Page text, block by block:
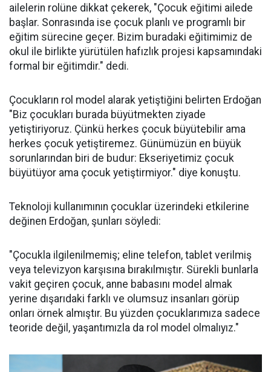
ailelerin rolüne dikkat çekerek, "Çocuk eğitimi ailede
başlar. Sonrasında ise çocuk planlı ve programlı bir
eğitim sürecine geçer. Bizim buradaki eğitimimiz de
okul ile birlikte yürütülen hafızlık projesi kapsamındaki
formal bir eğitimdir." dedi.
Çocukların rol model alarak yetiştiğini belirten Erdoğan
"Biz çocukları burada büyütmekten ziyade
yetiştiriyoruz. Çünkü herkes çocuk büyütebilir ama
herkes çocuk yetiştiremez. Günümüzün en büyük
sorunlarından biri de budur: Ekseriyetimiz çocuk
büyütüyor ama çocuk yetiştirmiyor." diye konuştu.
Teknoloji kullanımının çocuklar üzerindeki etkilerine
değinen Erdoğan, şunları söyledi:
"Çocukla ilgilenilmemiş; eline telefon, tablet verilmiş
veya televizyon karşısına bırakılmıştır. Sürekli bunlarla
vakit geçiren çocuk, anne babasını model almak
yerine dışarıdaki farklı ve olumsuz insanları görüp
onları örnek almıştır. Bu yüzden çocuklarımıza sadece
teoride değil, yaşantımızla da rol model olmalıyız."